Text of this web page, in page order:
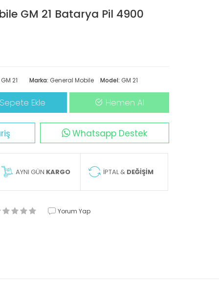
GM 21 Batarya Pil 4900
GM 21 Marka: General Mobile Model: GM 21
Ekle Hemen Al
Whatsapp Destek
AYNI GÜN KARGO İPTAL & DEĞİŞİM
Yorum Yap